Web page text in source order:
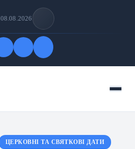
08.08.2026
Menu
ЦЕРКОВНІ ТА СВЯТКОВІ ДАТИ